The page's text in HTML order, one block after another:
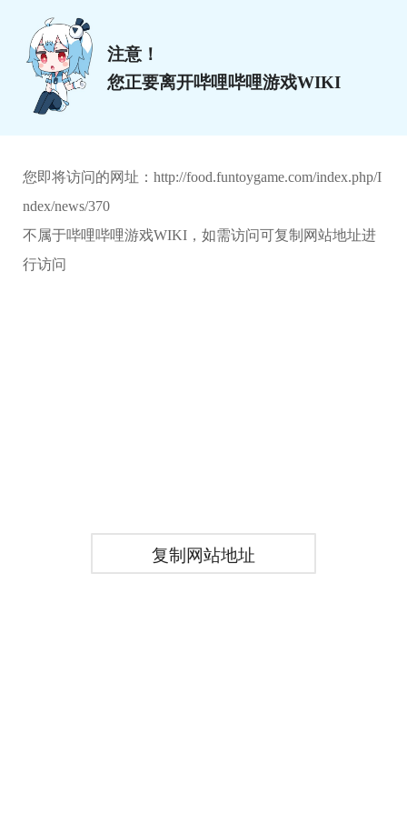
注意！
您正要离开哔哩哔哩游戏WIKI
您即将访问的网址： http://food.funtoygame.com/index.php/I
ndex/news/370
不属于哔哩哔哩游戏WIKI，如需访问可复制网站地址进
行访问
复制网站地址